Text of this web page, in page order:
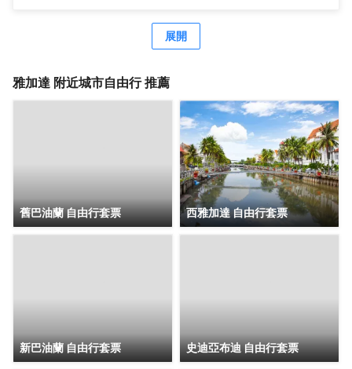
務、精益求精、美味可口的佳肴，定能為賓客打造難忘體
驗。 酒店套房寬敞明亮、尊貴奢華，配備廚房并設有就餐
全的健身房中一顯身手、強身健體；亦可步入戶外泳池，盡
展開
雅加達 附近城市自由行 推薦
舊巴油蘭 自由行套票 西雅加達 自由行套票
新巴油蘭 自由行套票 史迪亞布迪 自由行套票